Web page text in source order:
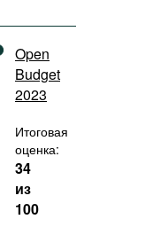
Open
Budget
2023
Итоговая
оценка:
34
из
100